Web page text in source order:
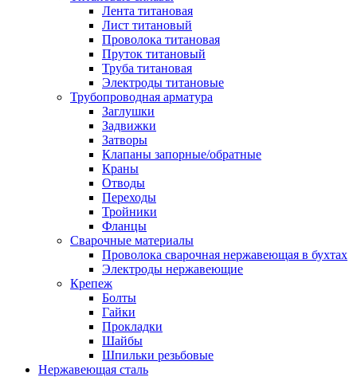
Лента титановая
Лист титановый
Проволока титановая
Пруток титановый
Труба титановая
Электроды титановые
Трубопроводная арматура
Заглушки
Задвижки
Затворы
Клапаны запорные/обратные
Краны
Отводы
Переходы
Тройники
Фланцы
Сварочные материалы
Проволока сварочная нержавеющая в бухтах
Электроды нержавеющие
Крепеж
Болты
Гайки
Прокладки
Шайбы
Шпильки резьбовые
Нержавеющая сталь